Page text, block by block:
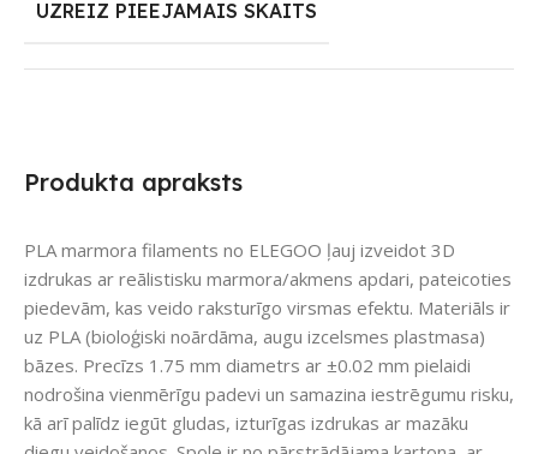
Produkta apraksts
PLA marmora filaments no ELEGOO ļauj izveidot 3D
izdrukas ar reālistisku marmora/akmens apdari, pateicoties
piedevām, kas veido raksturīgo virsmas efektu. Materiāls ir
uz PLA (bioloģiski noārdāma, augu izcelsmes plastmasa)
bāzes. Precīzs 1.75 mm diametrs ar ±0.02 mm pielaidi
nodrošina vienmērīgu padevi un samazina iestrēgumu risku,
kā arī palīdz iegūt gludas, izturīgas izdrukas ar mazāku
UZREIZ PIEEJAMAIS SKAITS